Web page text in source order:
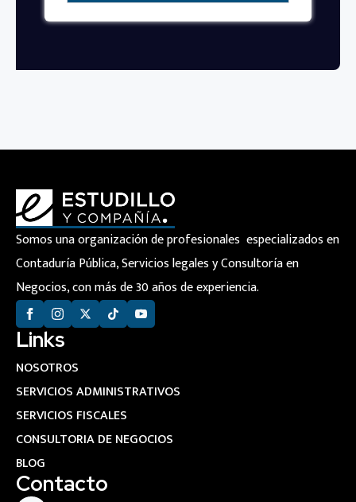
Somos una organización de profesionales especializados en
Contaduría Pública, Servicios legales y Consultoría en
Negocios, con más de 30 años de experiencia.
Links
NOSOTROS
SERVICIOS ADMINISTRATIVOS
SERVICIOS FISCALES
CONSULTORIA DE NEGOCIOS
BLOG
Contacto